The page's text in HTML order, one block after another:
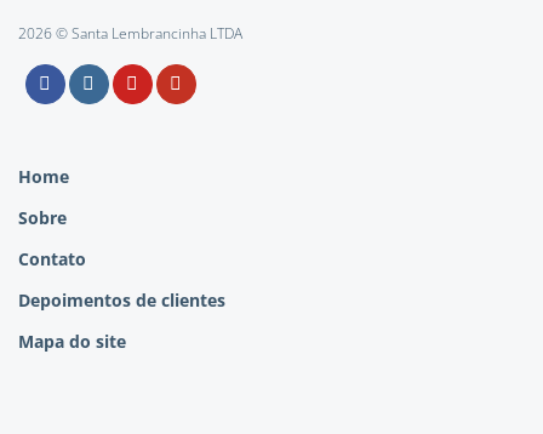
2026 © Santa Lembrancinha LTDA
Home
Sobre
Contato
Depoimentos de clientes
Mapa do site